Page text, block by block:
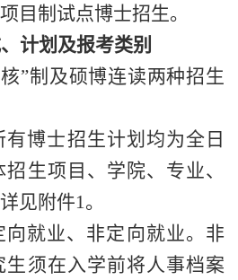
目制试点博士招生。
计划及报考类别
”制及硕博连读两种招生
有博士招生计划均为全日
生项目、学院、专业、
见附件1 。
就业、非定向就业。非
须在入学前将人事档案